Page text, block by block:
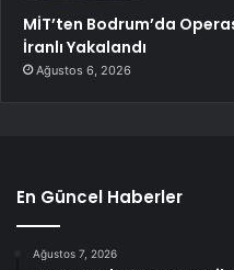
MİT’ten Bodrum’da
İranlı Yakalandı
Ağustos 6, 2026
En Güncel Haberler
Ağustos 7, 2026